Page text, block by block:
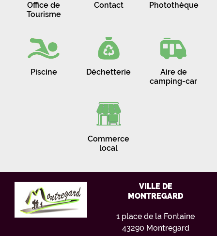
Office de
Tourisme
Contact Photothèque
Piscine Déchetterie
Aire de
camping-car
Commerce
local
VILLE DE
MONTREGARD
1 place de la Fontaine
43290 Montregard